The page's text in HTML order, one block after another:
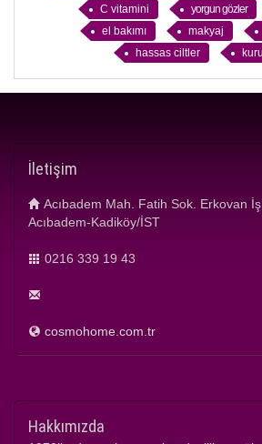
C vitamini
yorgun gözler
el bakımı
makyaj
hassas ciltler
İletişim
Acıbadem Mah. Fatih Sok. Erkovan
Acıbadem-Kadiköy/İST
0216 339 19 43
cosmohome.com.tr
Hakkımızda